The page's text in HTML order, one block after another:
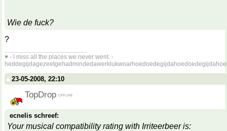
Wie de fuck?
?
♥ - I miss all the places we never went. -
23-05-2008, 22:10
TopDrop
ecnelis schreef:
Your musical compatibility rating with Irriteerbeer is: